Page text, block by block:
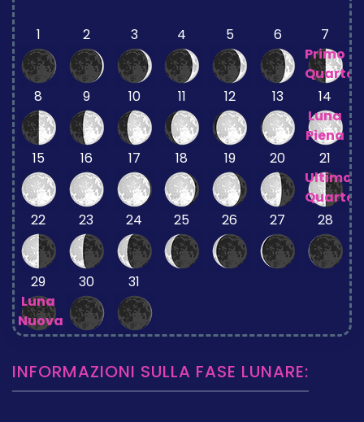
1 2 3 4 5 6
7
Primo
Quarto
8
9 10 11 12 13
14
Luna
Piena
15
16 17 18 19 20
21
Ultimo
Quarto
22
23 24 25 26 27 28
29
Luna
Nuova
30 31
INFORMAZIONI SULLA FASE LUNARE: